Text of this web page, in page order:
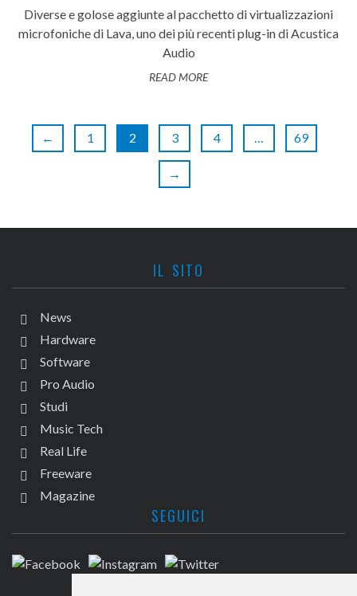
Diverse e golose aggiunte al pacchetto di virtualizzazioni
microfoniche di Lava, uno dei più recenti plug-in di Acustica
Audio
READ MORE
← 1 2 3 4 … 69
→
IL SITO
News
Hardware
Software
Pro Audio
Studi
Music Tech
Real Life
Freeware
Magazine
SEGUICI